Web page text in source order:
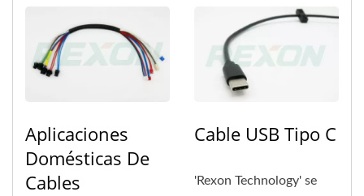
Aplicaciones
Domésticas De
Cables
Cable USB Tipo C
'Rexon Technology' se